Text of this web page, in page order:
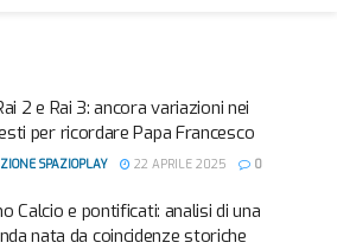
2 e Rai 3: ancora variazioni nei
per ricordare Papa Francesco
SPAZIOPLAY 22 APRILE 2025 0
Calcio e pontificati: analisi di una
nata da coincidenze storiche